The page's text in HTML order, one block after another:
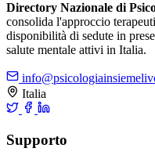
Directory Nazionale di
consolida l'approccio
disponibilità di sedute in
salute mentale attivi in Italia.
Italia
Supporto